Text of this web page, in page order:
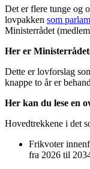
Det er flere tunge og
lovpakken som
Ministerrådet
Her er
Dette er lovforslag
knappe to år er
Her kan du lese en
Hovedtrekkene i det
Frikvoter
fra 2026 til